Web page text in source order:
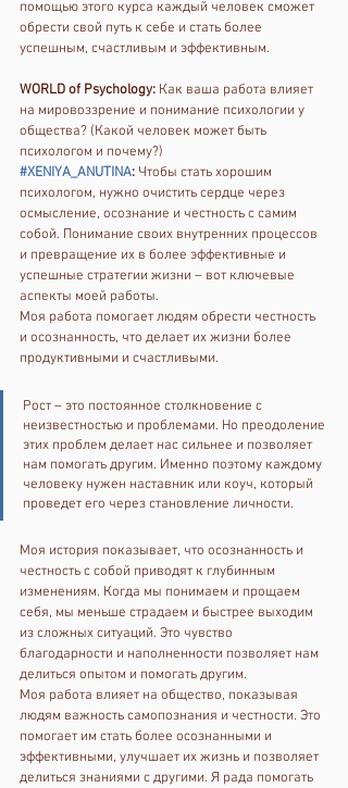
помощью этого курса каждый человек сможет
обрести свой путь к себе и стать более
успешным, счастливым и эффективным.
WORLD of Psychology: Как ваша работа влияет
на мировоззрение и понимание психологии у
общества? (Какой человек может быть
психологом и почему?)
#XENIYA_ANUTINA: Чтобы стать хорошим
психологом, нужно очистить сердце через
осмысление, осознание и честность с самим
собой. Понимание своих внутренних процессов
и превращение их в более эффективные и
успешные стратегии жизни – вот ключевые
аспекты моей работы.
Моя работа помогает людям обрести честность
и осознанность, что делает их жизни более
продуктивными и счастливыми.
Рост – это постоянное столкновение с
неизвестностью и проблемами. Но преодоление
этих проблем делает нас сильнее и позволяет
нам помогать другим. Именно поэтому каждому
человеку нужен наставник или коуч, который
проведет его через становление личности.
Моя история показывает, что осознанность и
честность с собой приводят к глубинным
изменениям. Когда мы понимаем и прощаем
себя, мы меньше страдаем и быстрее выходим
из сложных ситуаций. Это чувство
благодарности и наполненности позволяет нам
делиться опытом и помогать другим.
Моя работа влияет на общество, показывая
людям важность самопознания и честности. Это
помогает им стать более осознанными и
эффективными, улучшает их жизнь и позволяет
делиться знаниями с другими. Я рада помогать